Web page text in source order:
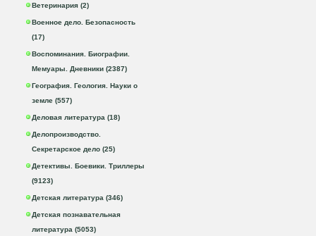
Ветеринария (2)
Военное дело. Безопасность
(17)
Воспоминания. Биографии.
Мемуары. Дневники (2387)
География. Геология. Науки о
земле (557)
Деловая литература (18)
Делопроизводство.
Секретарское дело (25)
Детективы. Боевики. Триллеры
(9123)
Детская литература (346)
Детская познавательная
литература (5053)